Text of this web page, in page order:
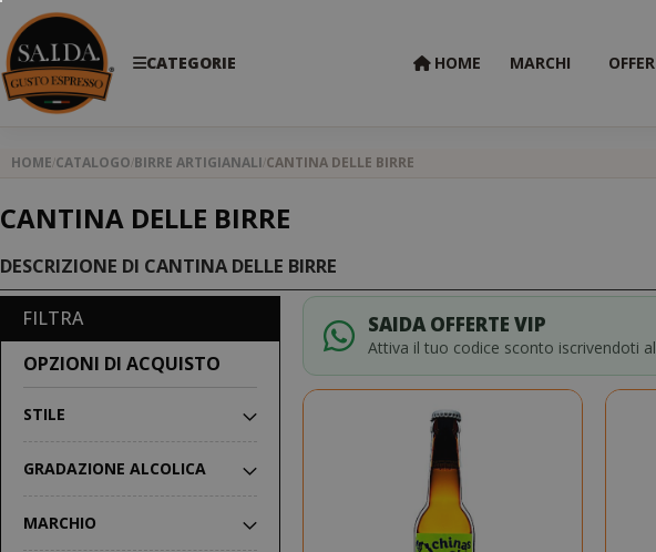
CATEGORIE HOME MARCHI
HOME CATALOGO BIRRE ARTIGIANALI CANTINA DELLE BIRRE
CANTINA DELLE BIRRE
DESCRIZIONE DI CANTINA DELLE BIRRE
SAIDA OFFERTE VIP
Attiva il tuo codice sconto iscrivendoti
FILTRA
OPZIONI DI ACQUISTO
STILE
GRADAZIONE ALCOLICA
MARCHIO